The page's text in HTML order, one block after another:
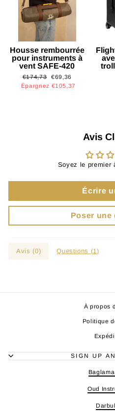
Housse rembourrée
pour instruments à
vent SAFE-420
Prix
régulier
€174,73
Prix
réduit
€69,36
Épargnez €105,37
Avis
Soyez le premier
Écrire
Poser une
Avis (0) Questions (1)
À propos
Politique
SIGN UP
Oud